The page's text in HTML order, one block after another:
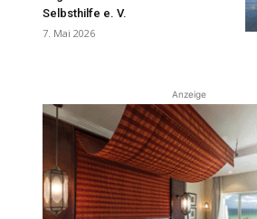
Selbsthilfe e. V.
7. Mai 2026
Anzeige